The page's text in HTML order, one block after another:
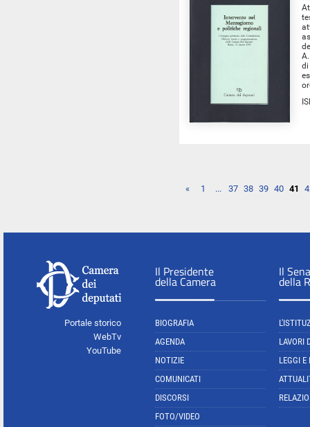
di
« 1 ... 37 38 39 40 41
Portale storico
WebTv
YouTube
Il Presidente
della Camera
BIOGRAFIA
AGENDA
NOTIZIE
COMUNICATI
DISCORSI
FOTO/VIDEO
Il
della
LAVORI
LEGGI E